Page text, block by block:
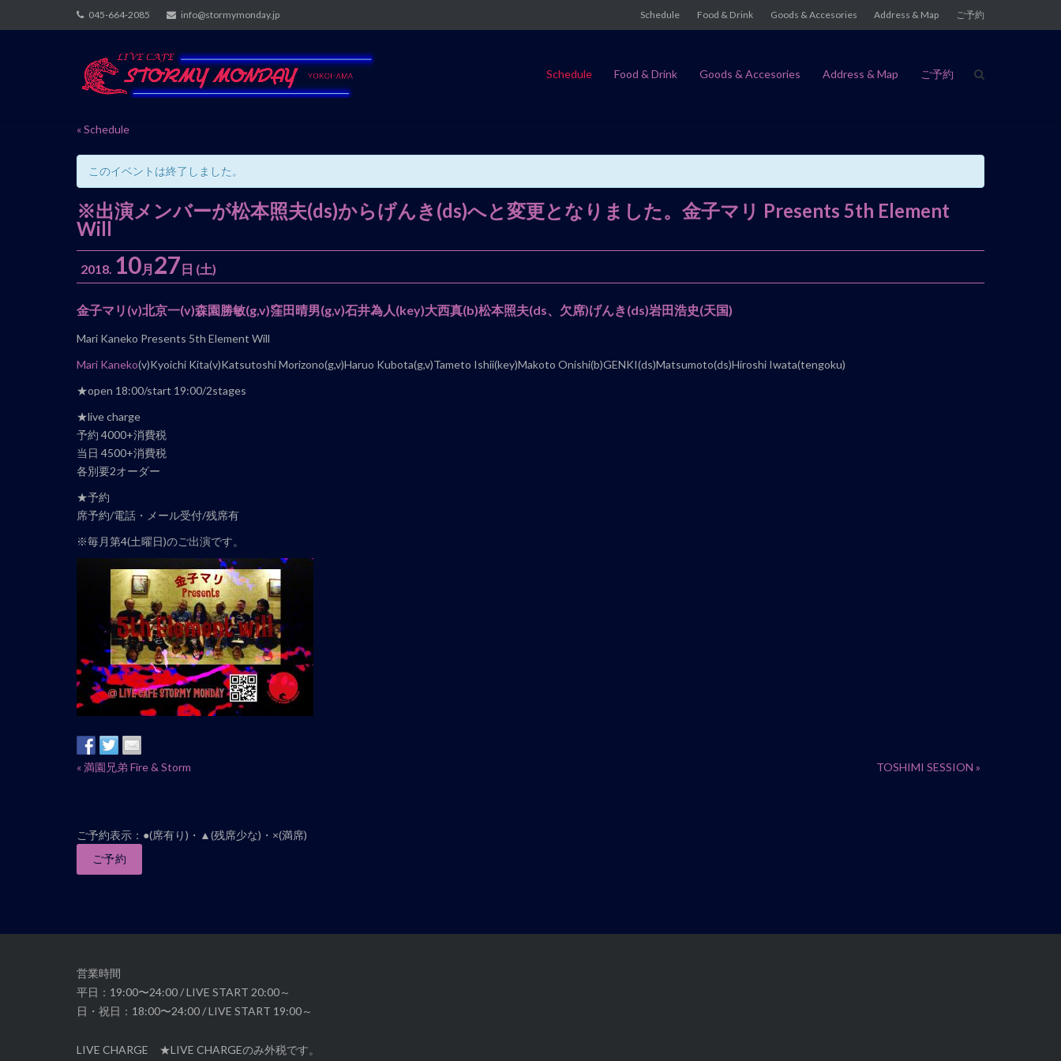
to
045-664-2085 info@stormymonday.jp Schedule Food & Drink Goods & Accesories Address & Map ご予約
Schedule Food & Drink Goods & Accesories Address & Map ご予約
« Schedule
このイベントは終了しました。
※出演メンバーが松本照夫(ds)からげんき(ds)へと変更となりました。金子マリ Presents 5th Element
Will
2018. 10月 27 日 (土)
イ
ン
ト
ナ
ゲ
ー
シ
ョ
ン
金子マリ (v)北京一(v)森園勝敏(g,v)窪田晴男(g,v)石井為人(key)大西真(b)松本照夫(ds、欠席)げんき(ds)岩田浩史(天国)
Mari Kaneko Presents 5th Element Will
Mari Kaneko(v)Kyoichi Kita(v)Katsutoshi Morizono(g,v)Haruo Kubota(g,v)Tameto Ishii(key)Makoto Onishi(b)GENKI(ds)Matsumoto(ds)Hiroshi Iwata(tengoku)
★open 18:00/start 19:00/2stages
★live charge
予約 4000+消費税
当日 4500+消費税
各別要2オーダー
★予約
席予約/電話・メール受付/残席有
※毎月第4(土曜日)のご出演です。
イ
ト
ナ
ョ
«満園兄弟 Fire & Storm TOSHIMI SESSION»
ご予約表示：●(席有り)・▲(残席少な)・×(満席)
ご予約
営業時間
平日：19:00〜24:00 / LIVE START 20:00～
日・祝日：18:00〜24:00 / LIVE START 19:00～
LIVE CHARGE ★LIVE CHARGEのみ外税です。